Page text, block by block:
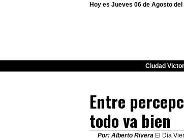
Hoy es Jueves 06 de Agosto del
Ciudad
Entre
todo va bien
Por: Alberto Rivera El Día